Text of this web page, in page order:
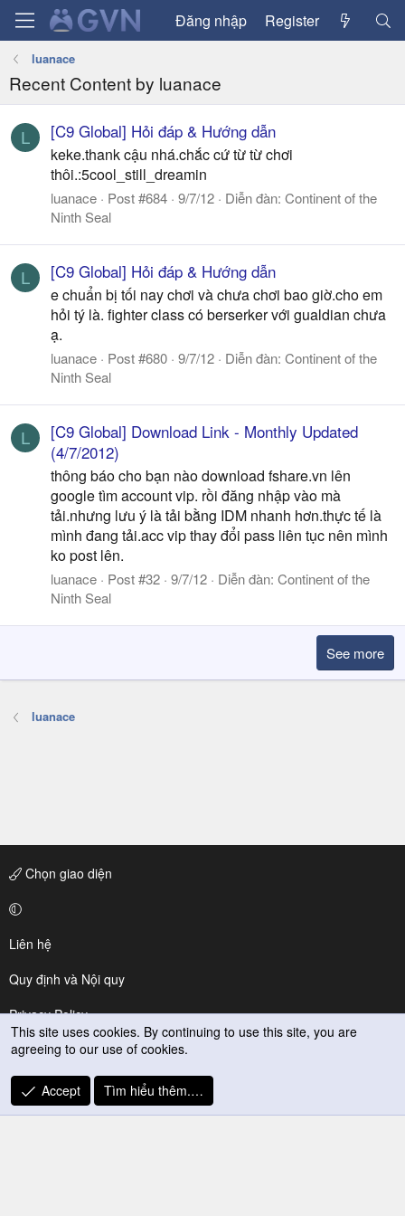
Đăng nhập Register
luanace
Recent Content by luanace
L [C9 Global] Hỏi đáp & Hướng dẫn
keke.thank cậu nhá.chắc cứ từ từ chơi
thôi.:5cool_still_dreamin
luanace Post #684 9/7/12 Diễn đàn: Continent of the
Ninth Seal
L [C9 Global] Hỏi đáp & Hướng dẫn
e chuẩn bị tối nay chơi và chưa chơi bao giờ.cho em
hỏi tý là. fighter class có berserker với gualdian chưa
ạ.
luanace Post #680 9/7/12 Diễn đàn: Continent of the
Ninth Seal
L
[C9 Global] Download Link - Monthly Updated
(4/7/2012)
thông báo cho bạn nào download fshare.vn lên
google tìm account vip. rồi đăng nhập vào mà
tải.nhưng lưu ý là tải bằng IDM nhanh hơn.thực tế là
mình đang tải.acc vip thay đổi pass liên tục nên mình
ko post lên.
luanace Post #32 9/7/12 Diễn đàn: Continent of the
Ninth Seal
See more
luanace
Chọn giao diện
Liên hệ
Quy định và Nội quy
Privacy Policy
Trợ giúp
R
S
This site uses cookies. By continuing to use this site, you are
agreeing to our use of cookies.
Accept Tìm hiểu thêm.…